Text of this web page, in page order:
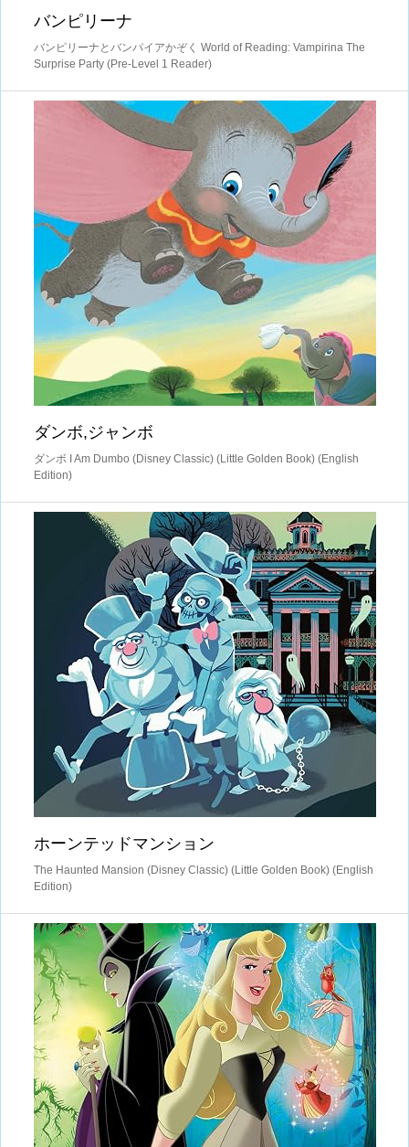
バンピリーナ
バンピリーナとバンパイアかぞく World of Reading: Vampirina The
Surprise Party (Pre-Level 1 Reader)
ダンボ,ジャンボ
ダンボ I Am Dumbo (Disney Classic) (Little Golden Book) (English
Edition)
ホーンテッドマンション
The Haunted Mansion (Disney Classic) (Little Golden Book) (English
Edition)